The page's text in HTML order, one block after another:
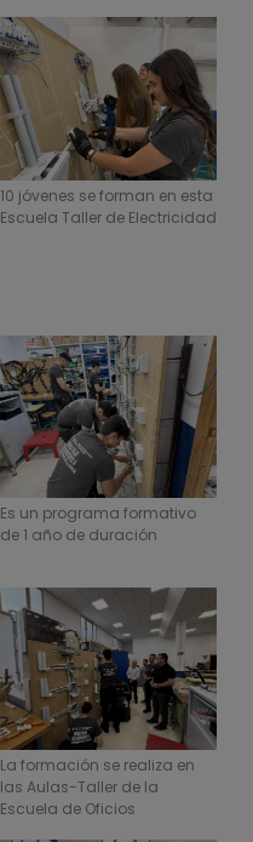
10 jóvenes se forman en esta
Escuela Taller de Electricidad
Es un programa formativo
de 1 año de duración
La formación se realiza en
las Aulas-Taller de la
Escuela de Oficios